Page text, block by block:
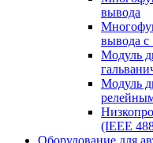
вывода
вывода c
Модуль
Модуль
(IEEE
Оборудование для